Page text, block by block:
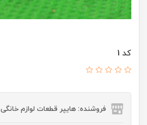
کد 1
فروشنده: هایپر قطعات لوازم خانگی